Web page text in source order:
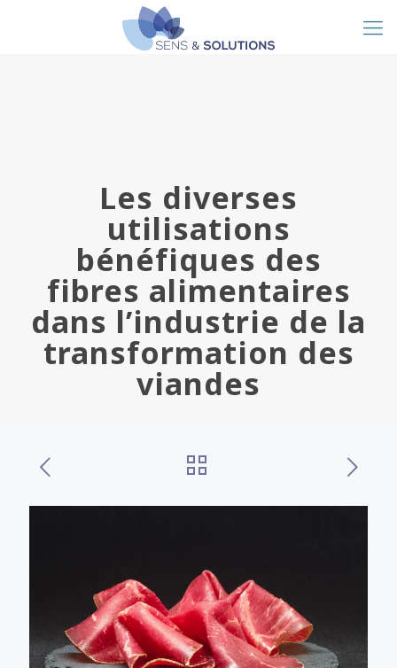
Les diverses
utilisations
bénéfiques des
fibres alimentaires
dans l’industrie de la
transformation des
viandes